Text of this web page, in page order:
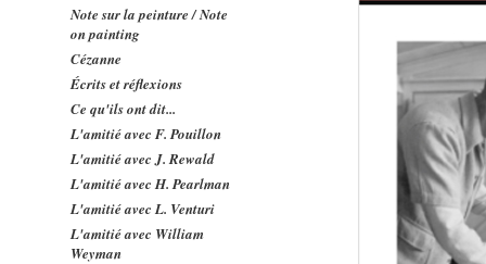
Note sur la peinture / Note
on painting
Cézanne
Écrits et réflexions
Ce qu'ils ont dit...
L'amitié avec F. Pouillon
L'amitié avec J. Rewald
L'amitié avec H. Pearlman
L'amitié avec L. Venturi
L'amitié avec William
Weyman